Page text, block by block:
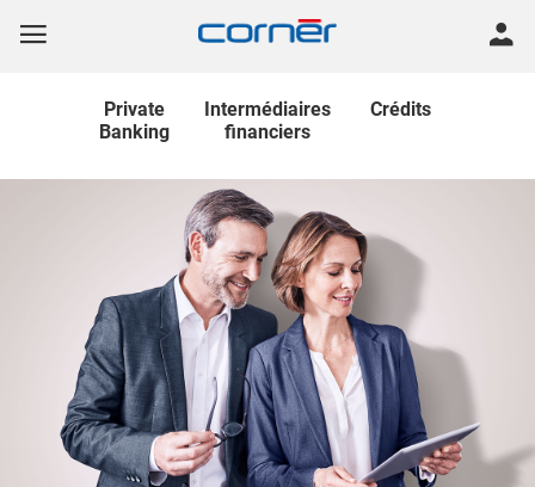
Private
Banking
Intermédiaires
financiers
Crédits